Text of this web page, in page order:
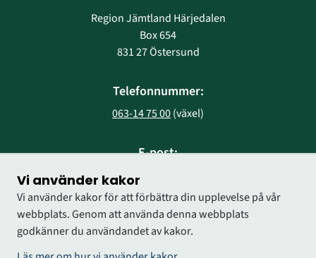
Vi använder kakor
Vi använder kakor för att förbättra din upplevelse på vår
webbplats. Genom att använda denna webbplats
godkänner du användandet av kakor.
Region Jämtland Härjedalen
Box 654
831 27 Östersund
Telefonnummer:
063-14 75 00 (växel)
E-post:
region@regionjh.se